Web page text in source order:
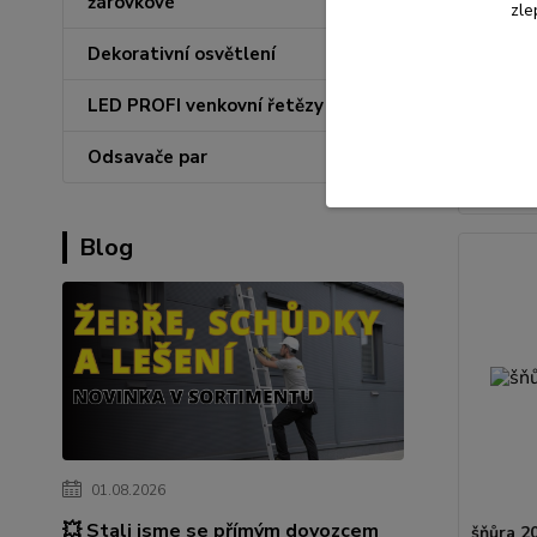
Dekorativní osvětlení
LED PROFI venkovní řetězy
Odsavače par
Blog
01.08.2026
💥 Stali jsme se přímým dovozcem